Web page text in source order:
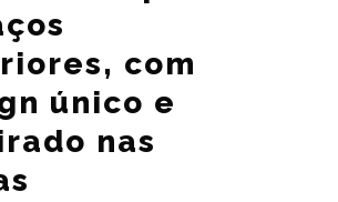
com
único e
nas